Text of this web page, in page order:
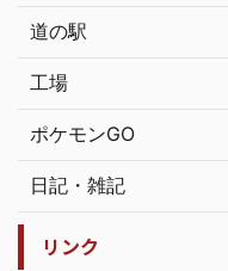
道の駅
工場
ポケモンGO
日記・雑記
リンク